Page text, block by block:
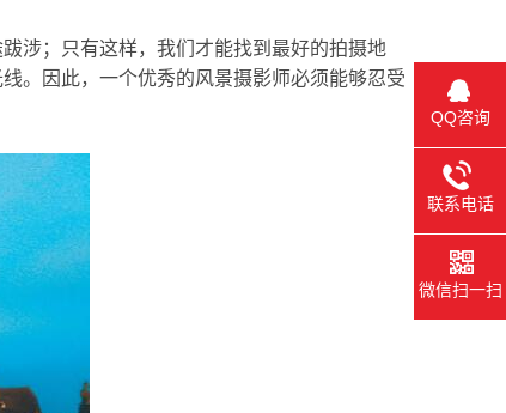
涉；只有这样，我们才能找到最好的拍摄地
。因此，一个优秀的风景摄影师必须能够忍受
QQ咨询
联系电话
微信扫一扫